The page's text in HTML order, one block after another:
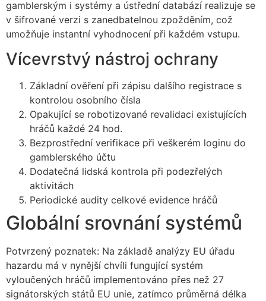
gamblerským i systémy a ústřední databází realizuje se
v šifrované verzi s zanedbatelnou zpožděním, což
umožňuje instantní vyhodnocení při každém vstupu.
Vícevrstvý nástroj ochrany
Základní ověření při zápisu dalšího registrace s
kontrolou osobního čísla
Opakující se robotizované revalidaci existujících
hráčů každé 24 hod.
Bezprostřední verifikace při veškerém loginu do
gamblerského účtu
Dodatečná lidská kontrola při podezřelých
aktivitách
Periodické audity celkové evidence hráčů
Globální srovnání systémů
Potvrzený poznatek: Na základě analýzy EU úřadu
hazardu má v nynější chvíli fungující systém
vyloučených hráčů implementováno přes než 27
signátorských států EU unie, zatímco průměrná délka